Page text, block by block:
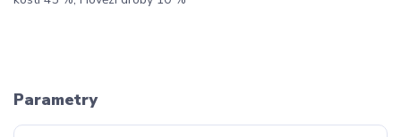
Parametry